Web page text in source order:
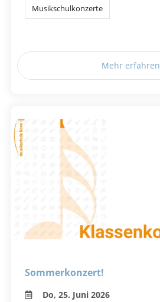
Musikschulkonzerte
Mehr erfahren
Sommerkonzert!
Do, 25. Juni 2026